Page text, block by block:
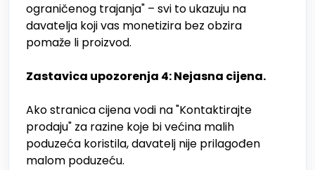
ograničenog trajanja" – svi to ukazuju na
davatelja koji vas monetizira bez obzira
pomaže li proizvod.
Zastavica upozorenja 4: Nejasna cijena.
Ako stranica cijena vodi na "Kontaktirajte
prodaju" za razine koje bi većina malih
poduzeća koristila, davatelj nije prilagođen
malom poduzeću.